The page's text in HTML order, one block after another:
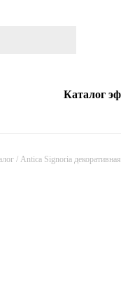
Каталог
/ Antica Signoria